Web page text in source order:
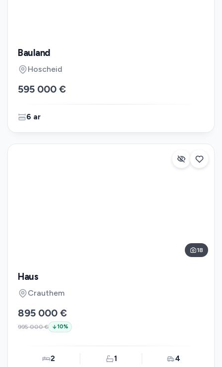
Bauland
Hoscheid
595 000 €
6 ar
18
Haus
Crauthem
895 000 €
995 000 € 10%
2 1 4